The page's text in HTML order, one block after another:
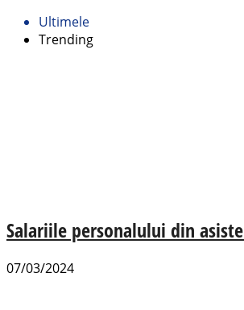
Ultimele
Trending
Salariile personalului din
07/03/2024